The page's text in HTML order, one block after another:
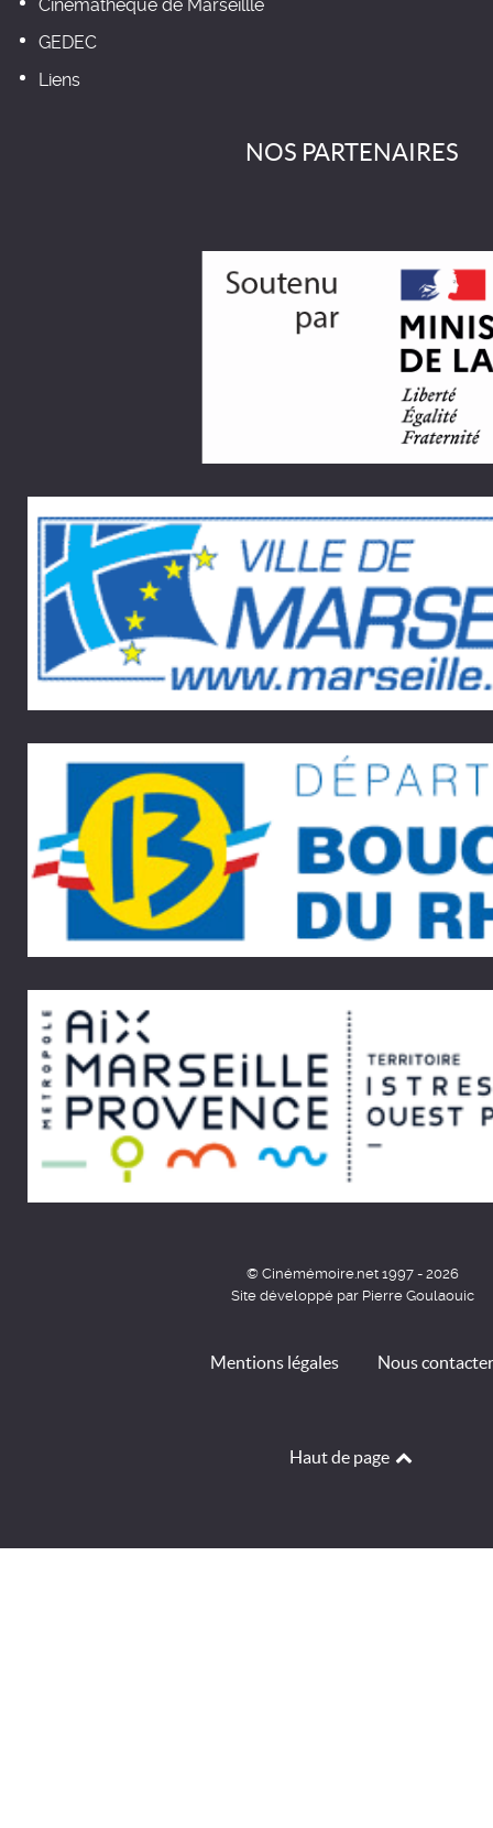
Cinémathèque de Marseillle
GEDEC
Liens
NOS PARTENAIRES
© Cinémémoire.net 1997 - 2026
Site développé par Pierre Goulaouic
Mentions légales Nous contacter
Haut de page